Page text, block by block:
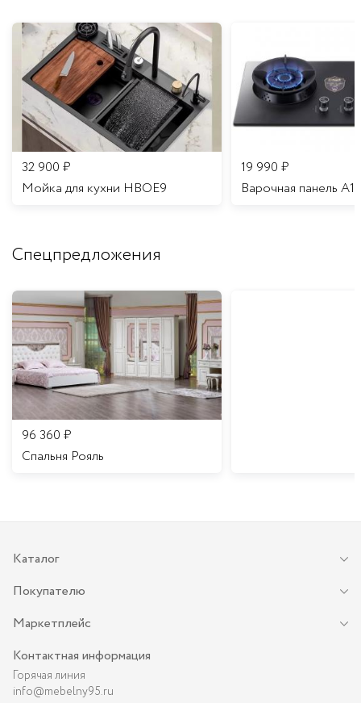
32 900 ₽
Мойка для кухни HBOE9
19 990 ₽
Варочная панель A16
Спецпредложения
96 360 ₽
Спальня Рояль
Каталог
Покупателю
Маркетплейс
Контактная информация
Горячая линия
info@mebelny95.ru